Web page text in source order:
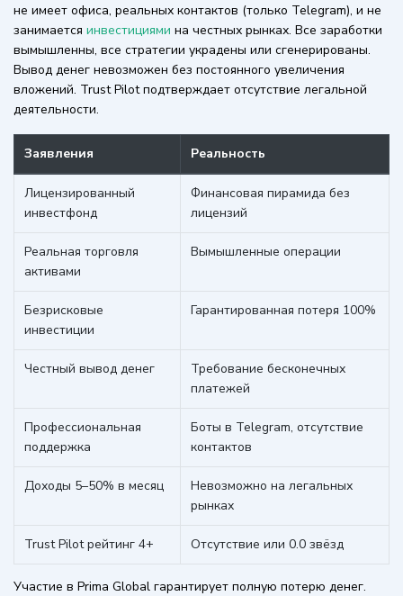
не имеет офиса, реальных контактов (только Telegram), и не
занимается инвестициями на честных рынках. Все заработки
вымышленны, все стратегии украдены или сгенерированы.
Вывод денег невозможен без постоянного увеличения
вложений. Trust Pilot подтверждает отсутствие легальной
деятельности.
Заявления Реальность
Лицензированный
инвестфонд
Финансовая пирамида без
лицензий
Реальная торговля
активами
Вымышленные операции
Безрисковые
инвестиции
Гарантированная потеря 100%
Честный вывод денег
Требование бесконечных
платежей
Профессиональная
поддержка
Боты в Telegram, отсутствие
контактов
Доходы 5–50% в месяц
Невозможно на легальных
рынках
Trust Pilot рейтинг 4+ Отсутствие или 0.0 звёзд
Участие в Prima Global гарантирует полную потерю денег.